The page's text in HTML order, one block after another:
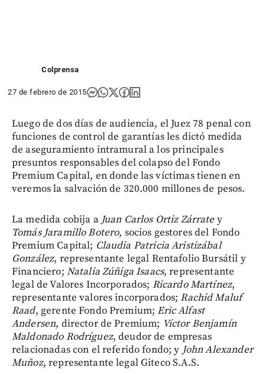
Colprensa
27 de febrero de 2015
Luego de dos días de audiencia, el Juez 78 penal con
funciones de control de garantías les dictó medida
de aseguramiento intramural a los principales
presuntos responsables del colapso del Fondo
Premium Capital, en donde las víctimas tienen en
veremos la salvación de 320.000 millones de pesos.
La medida cobija a Juan Carlos Ortiz Zárratey
Tomás Jaramillo Botero, socios gestores del Fondo
Premium Capital; Claudia Patricia Aristizábal
González, representante legal Rentafolio Bursátil y
Financiero; Natalia Zúñiga Isaacs, representante
legal de Valores Incorporados; Ricardo Martínez,
representante valores incorporados;Rachid Maluf
Raad, gerente Fondo Premium;Eric Alfast
Andersen, director de Premium; Víctor Benjamín
Maldonado Rodríguez, deudor de empresas
relacionadas con el referido fondo; y John Alexander
Muñoz, representante legal Giteco S.A.S.